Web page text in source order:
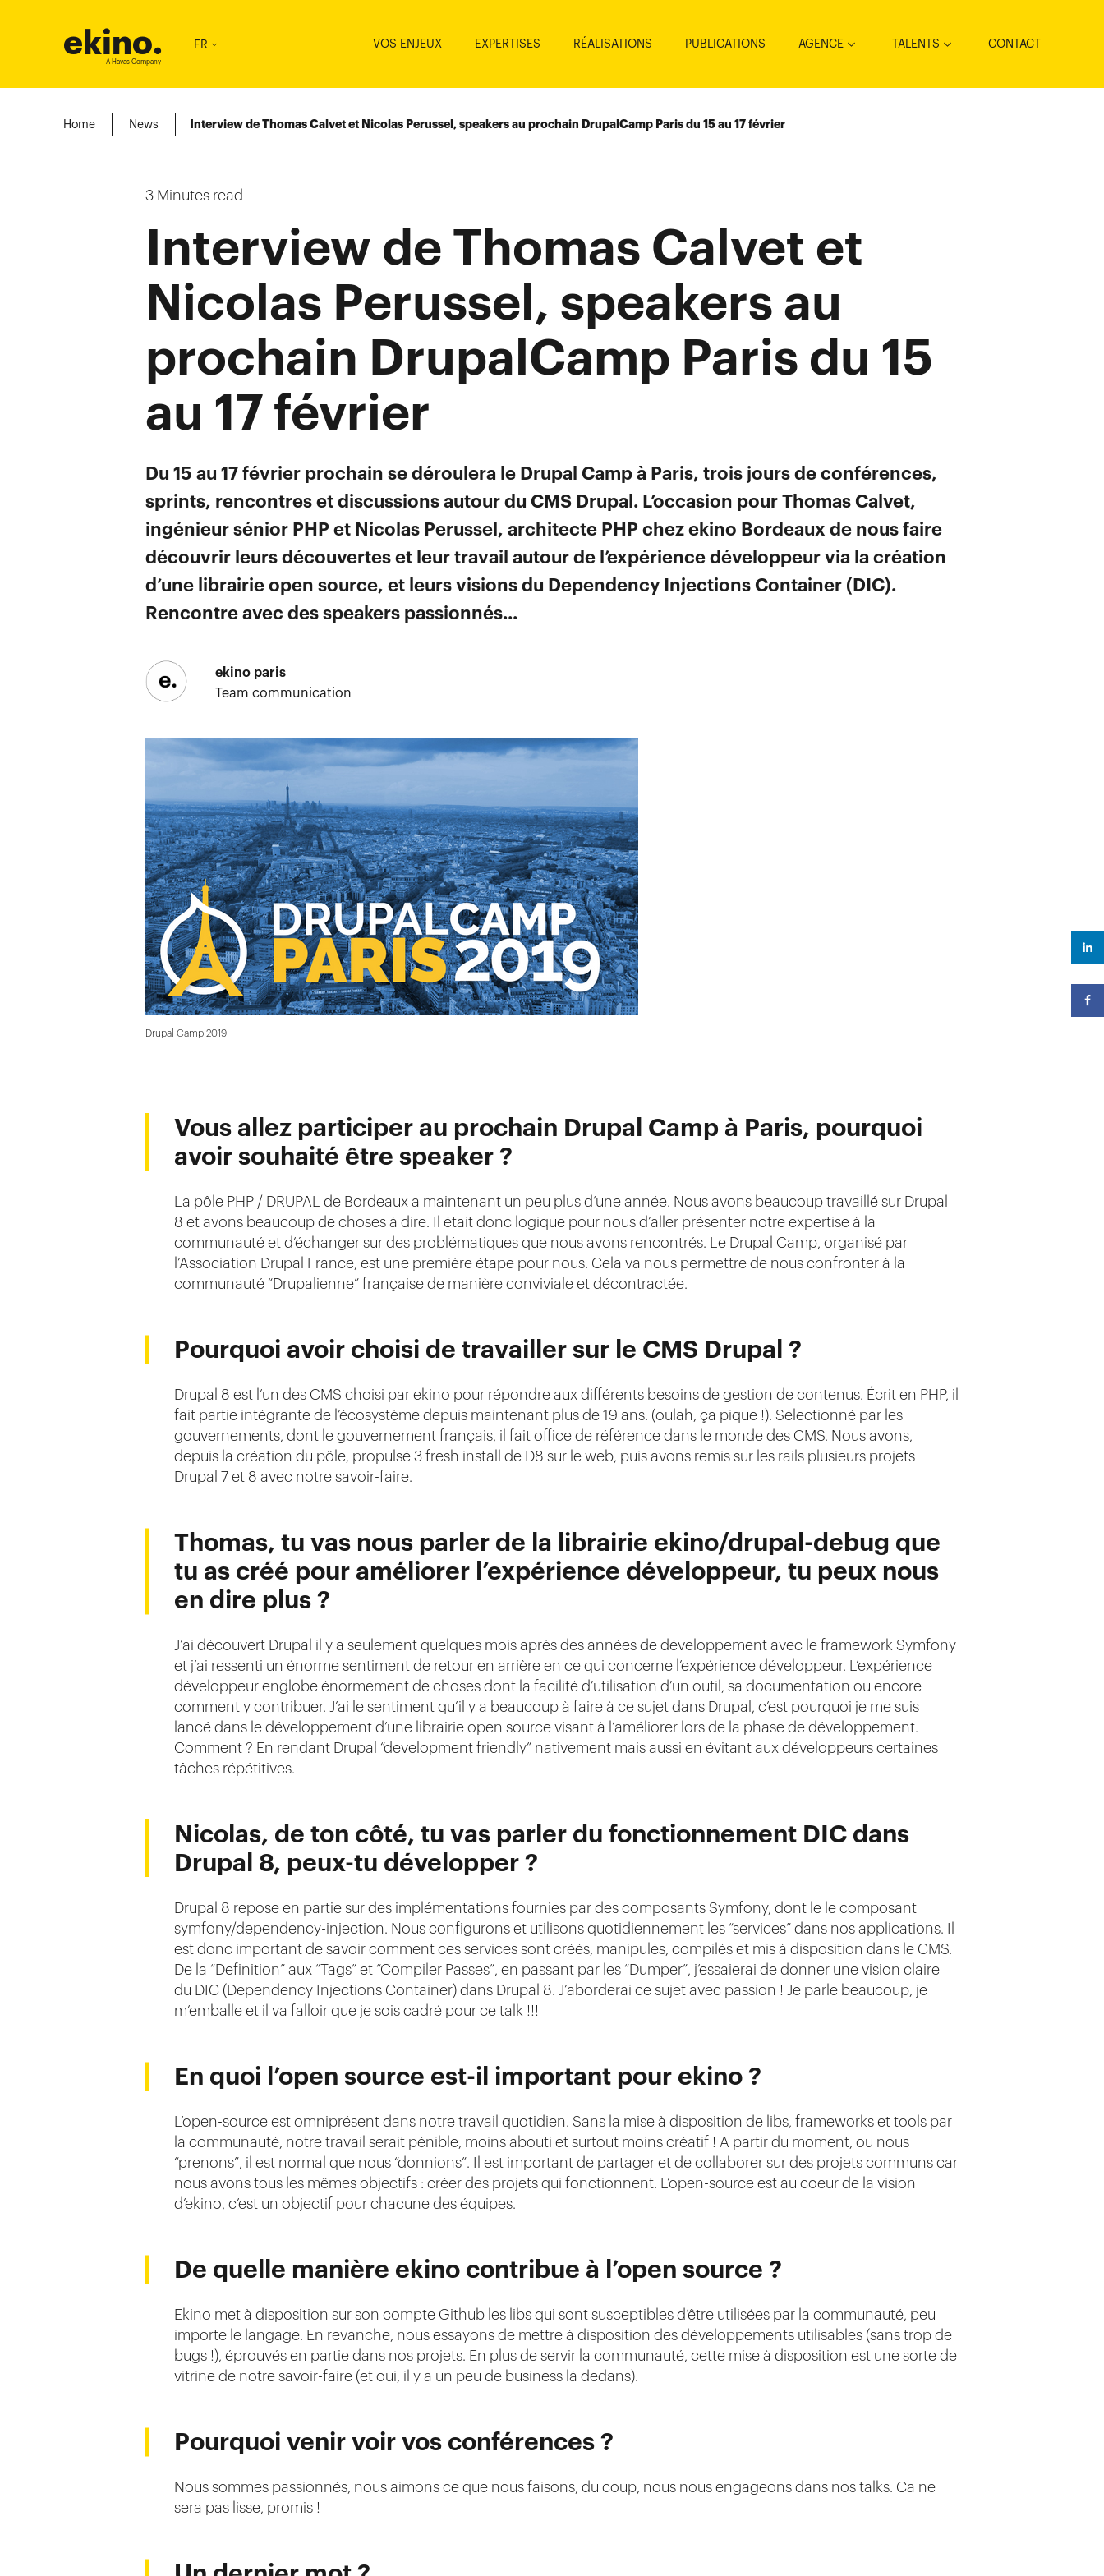
ekino.
A Havas Company
FR VOS ENJEUX EXPERTISES RÉALISATIONS PUBLICATIONS AGENCE TALENTS CONTACT
Home News Interview de Thomas Calvet et Nicolas Perussel, speakers au prochain DrupalCamp Paris du 15 au 17 février
3 Minutes read
Interview de Thomas Calvet et
Nicolas Perussel, speakers au
prochain DrupalCamp Paris du 15
au 17 février
Du 15 au 17 février prochain se déroulera le Drupal Camp à Paris, trois jours de conférences,
sprints, rencontres et discussions autour du CMS Drupal. L’occasion pour Thomas Calvet,
ingénieur sénior PHP et Nicolas Perussel, architecte PHP chez ekino Bordeaux de nous faire
découvrir leurs découvertes et leur travail autour de l’expérience développeur via la création
d’une librairie open source, et leurs visions du Dependency Injections Container (DIC).
Rencontre avec des speakers passionnés...
ekino paris
Team communication
Drupal Camp 2019
Vous allez participer au prochain Drupal Camp à Paris, pourquoi
avoir souhaité être speaker ?
La pôle PHP / DRUPAL de Bordeaux a maintenant un peu plus d’une année. Nous avons beaucoup travaillé sur Drupal
8 et avons beaucoup de choses à dire. Il était donc logique pour nous d’aller présenter notre expertise à la
communauté et d’échanger sur des problématiques que nous avons rencontrés. Le Drupal Camp, organisé par
l’Association Drupal France, est une première étape pour nous. Cela va nous permettre de nous confronter à la
communauté “Drupalienne” française de manière conviviale et décontractée.
Pourquoi avoir choisi de travailler sur le CMS Drupal ?
Drupal 8 est l’un des CMS choisi par ekino pour répondre aux différents besoins de gestion de contenus. Écrit en PHP, il
fait partie intégrante de l’écosystème depuis maintenant plus de 19 ans. (oulah, ça pique !). Sélectionné par les
gouvernements, dont le gouvernement français, il fait office de référence dans le monde des CMS. Nous avons,
depuis la création du pôle, propulsé 3 fresh install de D8 sur le web, puis avons remis sur les rails plusieurs projets
Drupal 7 et 8 avec notre savoir-faire.
Thomas, tu vas nous parler de la librairie ekino/drupal-debug que
tu as créé pour améliorer l’expérience développeur, tu peux nous
en dire plus ?
J’ai découvert Drupal il y a seulement quelques mois après des années de développement avec le framework Symfony
et j’ai ressenti un énorme sentiment de retour en arrière en ce qui concerne l’expérience développeur. L’expérience
développeur englobe énormément de choses dont la facilité d’utilisation d’un outil, sa documentation ou encore
comment y contribuer. J’ai le sentiment qu’il y a beaucoup à faire à ce sujet dans Drupal, c’est pourquoi je me suis
lancé dans le développement d’une librairie open source visant à l’améliorer lors de la phase de développement.
Comment ? En rendant Drupal “development friendly” nativement mais aussi en évitant aux développeurs certaines
tâches répétitives.
Nicolas, de ton côté, tu vas parler du fonctionnement DIC dans
Drupal 8, peux-tu développer ?
Drupal 8 repose en partie sur des implémentations fournies par des composants Symfony, dont le le composant
symfony/dependency-injection. Nous configurons et utilisons quotidiennement les “services” dans nos applications. Il
est donc important de savoir comment ces services sont créés, manipulés, compilés et mis à disposition dans le CMS.
De la “Definition” aux “Tags” et “Compiler Passes”, en passant par les “Dumper”, j’essaierai de donner une vision claire
du DIC (Dependency Injections Container) dans Drupal 8. J’aborderai ce sujet avec passion ! Je parle beaucoup, je
m’emballe et il va falloir que je sois cadré pour ce talk !!!
En quoi l’open source est-il important pour ekino ?
L’open-source est omniprésent dans notre travail quotidien. Sans la mise à disposition de libs, frameworks et tools par
la communauté, notre travail serait pénible, moins abouti et surtout moins créatif ! A partir du moment, ou nous
“prenons”, il est normal que nous “donnions”. Il est important de partager et de collaborer sur des projets communs car
nous avons tous les mêmes objectifs : créer des projets qui fonctionnent. L’open-source est au coeur de la vision
d’ekino, c’est un objectif pour chacune des équipes.
De quelle manière ekino contribue à l’open source ?
Ekino met à disposition sur son compte Github les libs qui sont susceptibles d’être utilisées par la communauté, peu
importe le langage. En revanche, nous essayons de mettre à disposition des développements utilisables (sans trop de
bugs !), éprouvés en partie dans nos projets. En plus de servir la communauté, cette mise à disposition est une sorte de
vitrine de notre savoir-faire (et oui, il y a un peu de business là dedans).
Pourquoi venir voir vos conférences ?
Nous sommes passionnés, nous aimons ce que nous faisons, du coup, nous nous engageons dans nos talks. Ca ne
sera pas lisse, promis !